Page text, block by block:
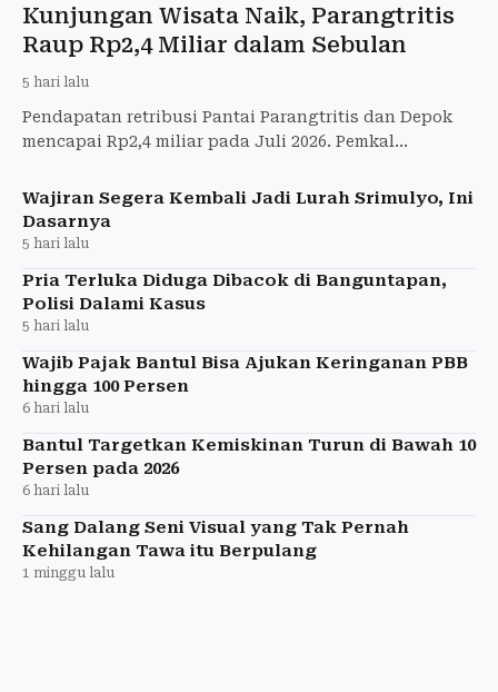
Kunjungan Wisata Naik, Parangtritis
Raup Rp2,4 Miliar dalam Sebulan
5 hari lalu
Pendapatan retribusi Pantai Parangtritis dan Depok
mencapai Rp2,4 miliar pada Juli 2026. Pemkal
target PAD wisa
Wajiran Segera Kembali Jadi Lurah Srimulyo, Ini
Dasarnya
5 hari lalu
Pria Terluka Diduga Dibacok di Banguntapan,
Polisi Dalami Kasus
5 hari lalu
Wajib Pajak Bantul Bisa Ajukan Keringanan PBB
hingga 100 Persen
6 hari lalu
Bantul Targetkan Kemiskinan Turun di Bawah 10
Persen pada 2026
6 hari lalu
Sang Dalang Seni Visual yang Tak Pernah
Kehilangan Tawa itu Berpulang
1 minggu lalu